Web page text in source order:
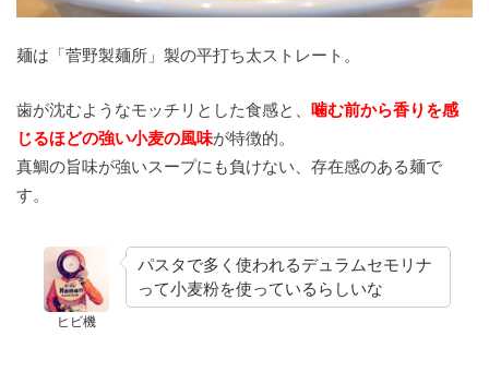
麺は「菅野製麺所」製の平打ち太ストレート。
歯が沈むようなモッチリとした食感と、 噛む前から香りを感
じるほどの強い小麦の風味が特徴的。
真鯛の旨味が強いスープにも負けない、存在感のある麺で
す。
ヒビ機
パスタで多く使われるデュラムセモリナ
って小麦粉を使っているらしいな